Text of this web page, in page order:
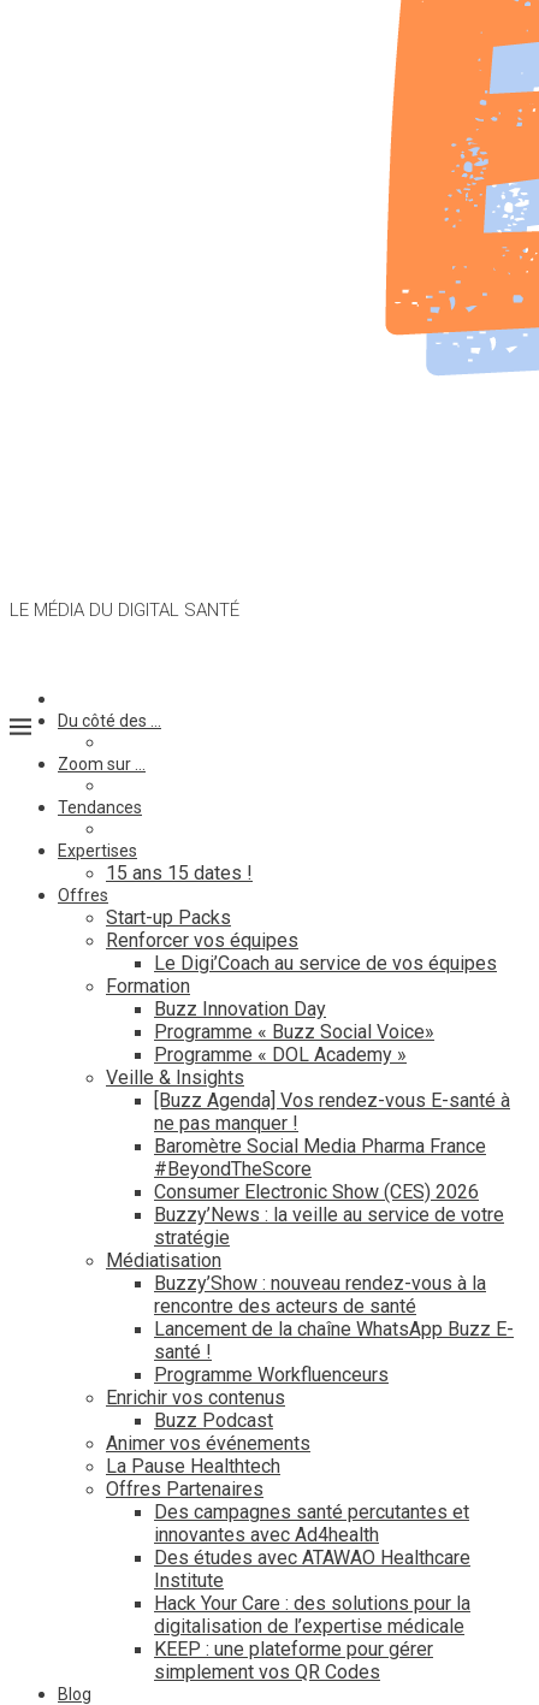
LE MÉDIA DU DIGITAL SANTÉ
Du côté des …
Zoom sur …
Tendances
Expertises
15 ans 15 dates !
Offres
Start-up Packs
Renforcer vos équipes
Le Digi’Coach au service de vos équipes
Formation
Buzz Innovation Day
Programme « Buzz Social Voice»
Programme « DOL Academy »
Veille & Insights
[Buzz Agenda] Vos rendez-vous E-santé à
ne pas manquer !
Baromètre Social Media Pharma France
#BeyondTheScore
Consumer Electronic Show (CES) 2026
Buzzy’News : la veille au service de votre
stratégie
Médiatisation
Buzzy’Show : nouveau rendez-vous à la
rencontre des acteurs de santé
Lancement de la chaîne WhatsApp Buzz E-
santé !
Programme Workfluenceurs
Enrichir vos contenus
Buzz Podcast
Animer vos événements
La Pause Healthtech
Offres Partenaires
Des campagnes santé percutantes et
innovantes avec Ad4health
Des études avec ATAWAO Healthcare
Institute
Hack Your Care : des solutions pour la
digitalisation de l’expertise médicale
KEEP : une plateforme pour gérer
simplement vos QR Codes
Blog